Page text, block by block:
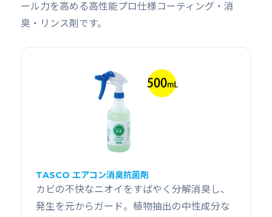
ール力を高める高性能プロ仕様コーティング・消
臭・リンス剤です。
TASCO エアコン消臭抗菌剤
カビの不快なニオイをすばやく分解消臭し、
発生を元からガード。植物抽出の中性成分な